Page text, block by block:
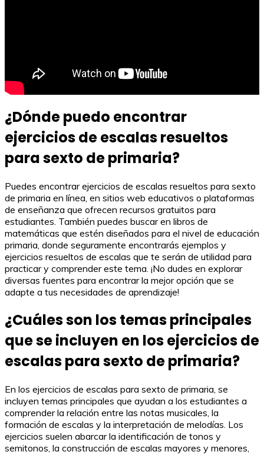
¿Dónde puedo encontrar
ejercicios de escalas resueltos
para sexto de primaria?
Puedes encontrar ejercicios de escalas resueltos para sexto
de primaria en línea, en sitios web educativos o plataformas
de enseñanza que ofrecen recursos gratuitos para
estudiantes. También puedes buscar en libros de
matemáticas que estén diseñados para el nivel de educación
primaria, donde seguramente encontrarás ejemplos y
ejercicios resueltos de escalas que te serán de utilidad para
practicar y comprender este tema. ¡No dudes en explorar
diversas fuentes para encontrar la mejor opción que se
adapte a tus necesidades de aprendizaje!
¿Cuáles son los temas principales
que se incluyen en los ejercicios de
escalas para sexto de primaria?
En los ejercicios de escalas para sexto de primaria, se
incluyen temas principales que ayudan a los estudiantes a
comprender la relación entre las notas musicales, la
formación de escalas y la interpretación de melodías. Los
ejercicios suelen abarcar la identificación de tonos y
semitonos, la construcción de escalas mayores y menores,